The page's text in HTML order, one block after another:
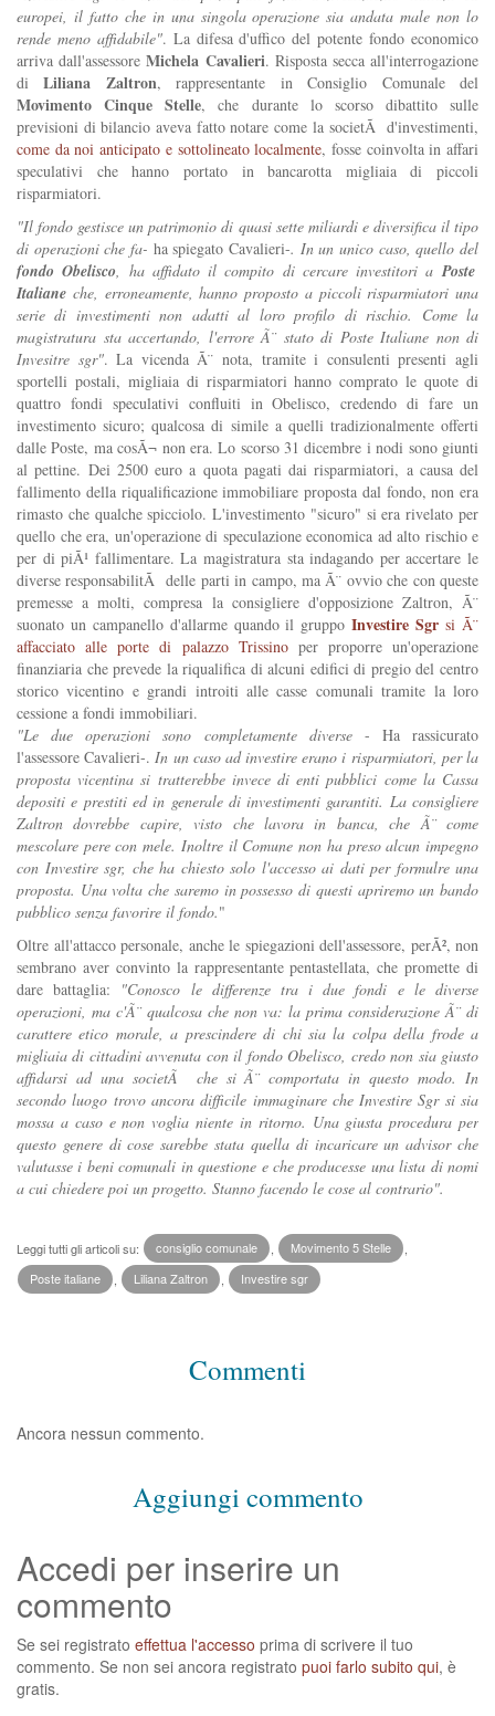
europei, il fatto che in una singola operazione sia andata male non lo
rende meno affidabile". La difesa d'uffico del potente fondo economico
arriva dall'assessoreMichela Cavalieri. Risposta secca all'interrogazione
diLiliana Zaltron, rappresentante in Consiglio Comunale del
Movimento Cinque Stelle, che durante lo scorso dibattito sulle
previsioni di bilancio aveva fatto notare come la societÃ d'investimenti,
come da noi anticipato e sottolineato localmente, fosse coinvolta in affari
speculativi che hanno portato in bancarotta migliaia di piccoli
risparmiatori.
"Il fondo gestisce un patrimonio di quasi sette miliardi e diversifica il tipo
di operazioni che fa- ha spiegato Cavalieri-. In un unico caso, quello del
fondo Obelisco , ha affidato il compito di cercare investitori a Poste
Italiane che, erroneamente, hanno proposto a piccoli risparmiatori una
serie di investimenti non adatti al loro profilo di rischio. Come la
magistratura sta accertando, l'errore Ã¨ stato di Poste Italiane non di
Invesitre sgr". La vicenda Ã¨ nota, tramite i consulenti presenti agli
sportelli postali, migliaia di risparmiatori hanno comprato le quote di
quattro fondi speculativi confluiti in Obelisco, credendo di fare un
investimento sicuro; qualcosa di simile a quelli tradizionalmente offerti
dalle Poste, ma cosÃ¬ non era. Lo scorso 31 dicembre i nodi sono giunti
al pettine. Dei 2500 euro a quota pagati dai risparmiatori, a causa del
fallimento della riqualificazione immobiliare proposta dal fondo, non era
rimasto che qualche spicciolo. L'investimento "sicuro" si era rivelato per
quello che era, un'operazione di speculazione economica ad alto rischio e
per di piÃ¹ fallimentare. La magistratura sta indagando per accertare le
diverse responsabilitÃ delle parti in campo, ma Ã¨ ovvio che con queste
premesse a molti, compresa la consigliere d'opposizione Zaltron, Ã¨
suonato un campanello d'allarme quando il gruppoInvestire Sgr si Ã¨
affacciato alle porte di palazzo Trissinoper proporre un'operazione
finanziaria che prevede la riqualifica di alcuni edifici di pregio del centro
storico vicentino e grandi introiti alle casse comunali tramite la loro
cessione a fondi immobiliari.
"Le due operazioni sono completamente diverse- Ha rassicurato
l'assessore Cavalieri-. In un caso ad investire erano i risparmiatori, per la
proposta vicentina si tratterebbe invece di enti pubblici come la Cassa
depositi e prestiti ed in generale di investimenti garantiti. La consigliere
Zaltron dovrebbe capire, visto che lavora in banca, che Ã¨ come
mescolare pere con mele. Inoltre il Comune non ha preso alcun impegno
con Investire sgr, che ha chiesto solo l'accesso ai dati per formulre una
proposta. Una volta che saremo in possesso di questi apriremo un bando
pubblico senza favorire il fondo."
Oltre all'attacco personale, anche le spiegazioni dell'assessore, perÃ², non
sembrano aver convinto la rappresentante pentastellata, che promette di
dare battaglia: "Conosco le differenze tra i due fondi e le diverse
operazioni, ma c'Ã¨ qualcosa che non va: la prima considerazione Ã¨ di
carattere etico morale, a prescindere di chi sia la colpa della frode a
migliaia di cittadini avvenuta con il fondo Obelisco, credo non sia giusto
affidarsi ad una societÃ che si Ã¨ comportata in questo modo. In
secondo luogo trovo ancora difficile immaginare che Investire Sgr si sia
mossa a caso e non voglia niente in ritorno. Una giusta procedura per
questo genere di cose sarebbe stata quella di incaricare un advisor che
valutasse i beni comunali in questione e che producesse una lista di nomi
a cui chiedere poi un progetto. Stanno facendo le cose al contrario".
Leggi tutti gli articoli su: consiglio comunale Movimento 5 Stelle
Poste italiane
Liliana Zaltron Investire sgr
Commenti
Ancora nessun commento.
Aggiungi commento
Accedi per inserire un
commento
Se sei registrato effettua l'accesso prima di scrivere il tuo
commento. Se non sei ancora registrato puoi farlo subito qui, è
gratis.